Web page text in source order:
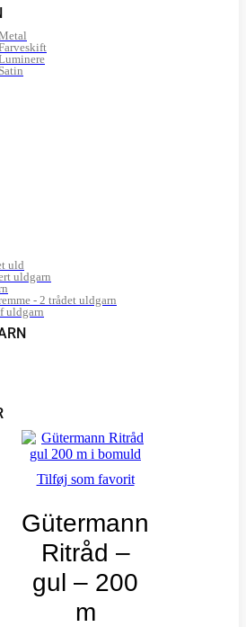
uld
uldgarn
- 2 trådet uldgarn
uldgarn
Tilføj som favorit
Gütermann
Ritråd –
gul – 200
m